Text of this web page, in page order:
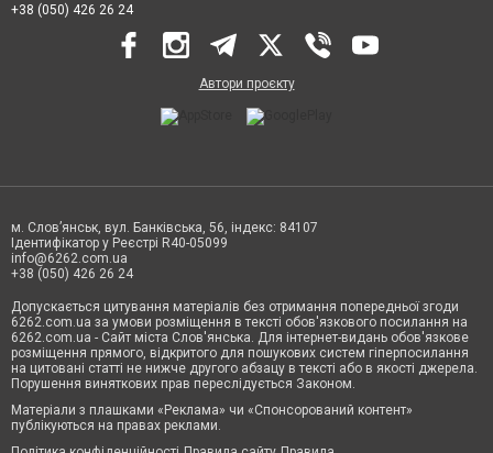
+38 (050) 426 26 24
Автори проєкту
м. Слов’янськ, вул. Банківська, 56, індекс: 84107
Ідентифікатор у Реєстрі R40-05099
info@6262.com.ua
+38 (050) 426 26 24
Допускається цитування матеріалів без отримання попередньої згоди
6262.com.ua за умови розміщення в тексті обов'язкового посилання на
6262.com.ua - Сайт міста Слов'янська. Для інтернет-видань обов'язкове
розміщення прямого, відкритого для пошукових систем гіперпосилання
на цитовані статті не нижче другого абзацу в тексті або в якості джерела.
Порушення виняткових прав переслідується Законом.
Матеріали з плашками «Реклама» чи «Спонсорований контент»
публікуються на правах реклами.